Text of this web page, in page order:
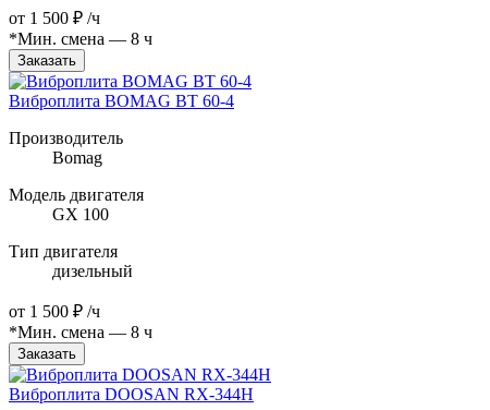
от 1 500 ₽ /ч
*Мин. смена — 8 ч
Заказать
Виброплита BOMAG BT 60-4
Производитель
Bomag
Модель двигателя
GX 100
Тип двигателя
дизельный
от 1 500 ₽ /ч
*Мин. смена — 8 ч
Заказать
Виброплита DOOSAN RX-344H